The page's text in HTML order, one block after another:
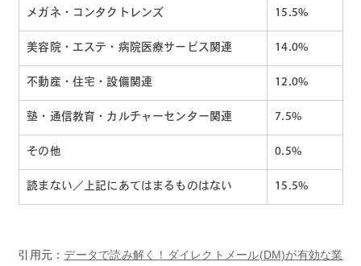
メガネ・コンタクトレンズ 15.5%
美容院・エステ・病院医療サービス関連 14.0%
不動産・住宅・設備関連 12.0%
塾・通信教育・カルチャーセンター関連 7.5%
その他 0.5%
読まない／上記にあてはまるものはない 15.5%
引用元：データで読み解く！ダイレクトメール(DM)が有効な業